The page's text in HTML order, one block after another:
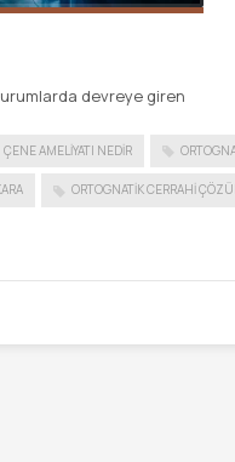
devreye giren
ÇENE AMELIYATI NEDIR
ORTOGNATIK CERRAHI